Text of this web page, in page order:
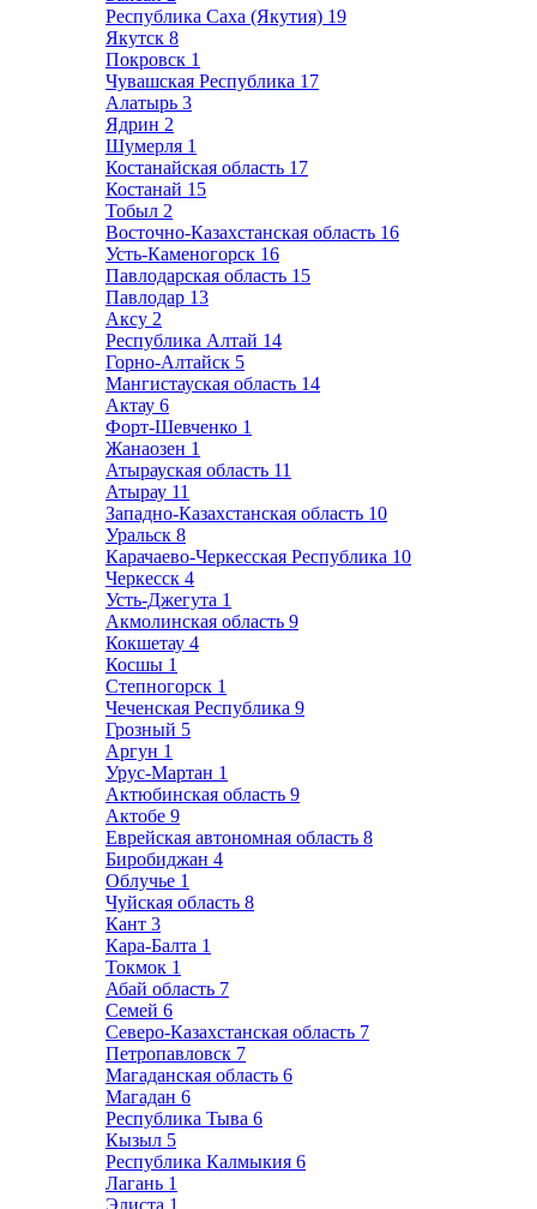
Республика Саха (Якутия) 19
Якутск 8
Покровск 1
Чувашская Республика 17
Алатырь 3
Ядрин 2
Шумерля 1
Костанайская область 17
Костанай 15
Тобыл 2
Восточно-Казахстанская область 16
Усть-Каменогорск 16
Павлодарская область 15
Павлодар 13
Аксу 2
Республика Алтай 14
Горно-Алтайск 5
Мангистауская область 14
Актау 6
Форт-Шевченко 1
Жанаозен 1
Атырауская область 11
Атырау 11
Западно-Казахстанская область 10
Уральск 8
Карачаево-Черкесская Республика 10
Черкесск 4
Усть-Джегута 1
Акмолинская область 9
Кокшетау 4
Косшы 1
Степногорск 1
Чеченская Республика 9
Грозный 5
Аргун 1
Урус-Мартан 1
Актюбинская область 9
Актобе 9
Еврейская автономная область 8
Биробиджан 4
Облучье 1
Чуйская область 8
Кант 3
Кара-Балта 1
Токмок 1
Абай область 7
Семей 6
Северо-Казахстанская область 7
Петропавловск 7
Магаданская область 6
Магадан 6
Республика Тыва 6
Кызыл 5
Республика Калмыкия 6
Лагань 1
Элиста 1